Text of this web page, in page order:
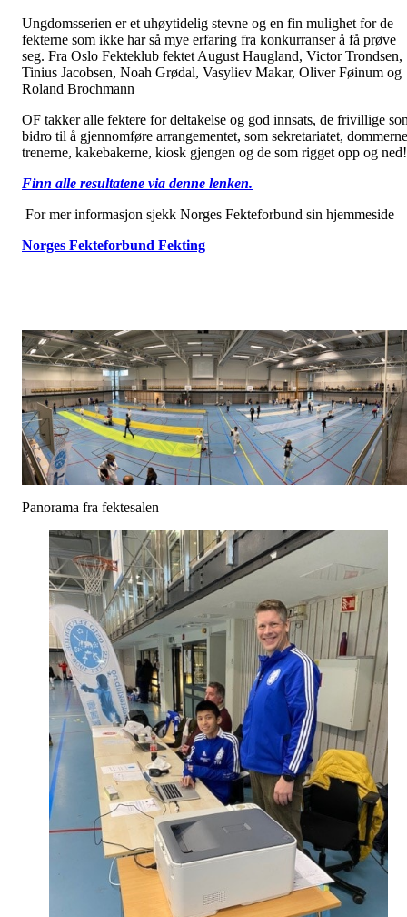
Ungdomsserien er et uhøytidelig stevne og en fin mulighet for de
fekterne som ikke har så mye erfaring fra konkurranser å få prøve
seg. Fra Oslo Fekteklub fektet August Haugland, Victor Trondsen,
Tinius Jacobsen, Noah Grødal, Vasyliev Makar, Oliver Føinum og
Roland Brochmann
OF takker alle fektere for deltakelse og god innsats, de frivillige
bidro til å gjennomføre arrangementet, som sekretariatet,
trenerne, kakebakerne, kiosk gjengen og de som rigget opp og ned!
Finn alle resultatene via denne lenken.
For mer informasjon sjekk Norges Fekteforbund sin hjemmeside
Norges Fekteforbund Fekting
Panorama fra fektesalen